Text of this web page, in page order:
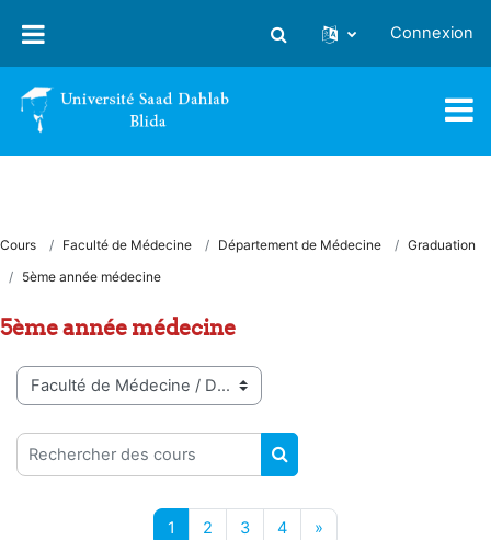
Activer/désactiver la saisie
Connexion
Cours Faculté de Médecine Département de Médecine
Graduation
5ème année médecine
5ème année médecine
Catégories de cours
Rechercher des cours
RECHERCHER DES
1 Page 1
2 Page 2
3Page 3
4Page 4
»